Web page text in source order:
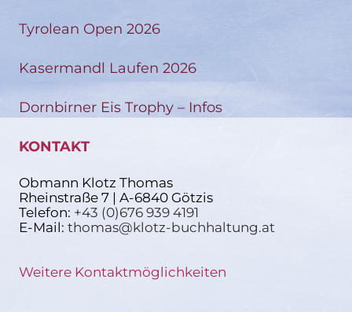
Tyrolean Open 2026
Kasermandl Laufen 2026
Dornbirner Eis Trophy – Infos
KONTAKT
Obmann Klotz Thomas
Rheinstraße 7 | A-6840 Götzis
Telefon: +43 (0)676 939 4191
E-Mail: thomas@klotz-buchhaltung.at
Weitere Kontaktmöglichkeiten